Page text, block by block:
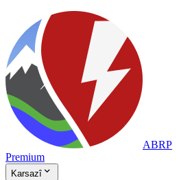
ABRP
Premium
Karsazî 